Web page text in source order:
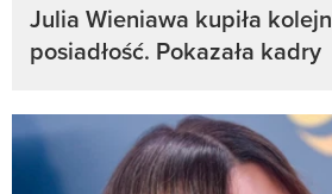
Julia Wieniawa kupiła
posiadłość. Pokazała kadry